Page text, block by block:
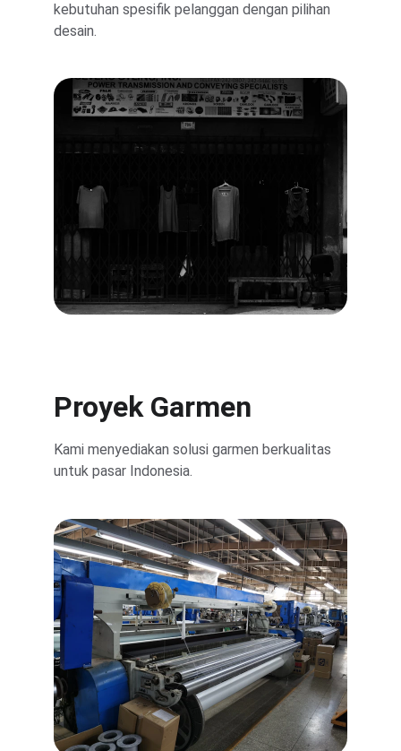
kebutuhan spesifik pelanggan dengan pilihan
desain.
Proyek Garmen
Kami menyediakan solusi garmen berkualitas
untuk pasar Indonesia.